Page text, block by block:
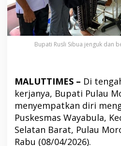
Bupati Rusli Sibua jenguk dan
MALUTTIMES – Di
kerjanya, Bupati Pulau
menyempatkan diri
Puskesmas Wayabula,
Selatan Barat, Pulau
Rabu (08/04/2026).